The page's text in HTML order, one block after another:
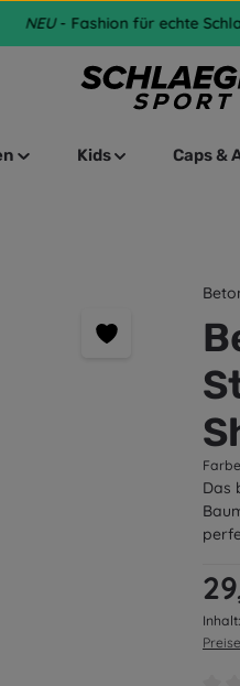
NEU- Fashion für echte
Kids Caps &
Das
Inhalt: